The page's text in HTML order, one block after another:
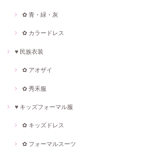
✿ 青・緑・灰
✿ カラードレス
♥ 民族衣装
✿ アオザイ
✿ 秀禾服
♥ キッズフォーマル服
✿ キッズドレス
✿ フォーマルスーツ